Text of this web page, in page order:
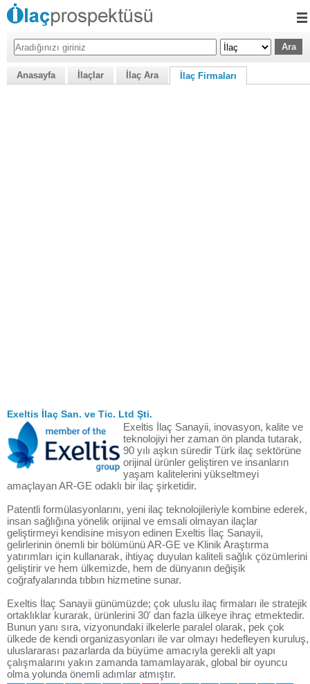
Anasayfa İlaçlar İlaç Ara İlaç Firmaları
Exeltis İlaç San. ve Tic. Ltd Şti.
Exeltis İlaç Sanayii, inovasyon, kalite ve
teknolojiyi her zaman ön planda tutarak,
90 yılı aşkın süredir Türk ilaç sektörüne
orijinal ürünler geliştiren ve insanların
yaşam kalitelerini yükseltmeyi
amaçlayan AR-GE odaklı bir ilaç şirketidir.
Patentli formülasyonlarını, yeni ilaç teknolojileriyle kombine ederek,
insan sağlığına yönelik orijinal ve emsali olmayan ilaçlar
geliştirmeyi kendisine misyon edinen Exeltis İlaç Sanayii,
gelirlerinin önemli bir bölümünü AR-GE ve Klinik Araştırma
yatırımları için kullanarak, ihtiyaç duyulan kaliteli sağlık çözümlerini
geliştirir ve hem ülkemizde, hem de dünyanın değişik
coğrafyalarında tıbbın hizmetine sunar.
Exeltis İlaç Sanayii günümüzde; çok uluslu ilaç firmaları ile stratejik
ortaklıklar kurarak, ürünlerini 30' dan fazla ülkeye ihraç etmektedir.
Bunun yanı sıra, vizyonundaki ilkelerle paralel olarak, pek çok
ülkede de kendi organizasyonları ile var olmayı hedefleyen kuruluş,
uluslararası pazarlarda da büyüme amacıyla gerekli alt yapı
çalışmalarını yakın zamanda tamamlayarak, global bir oyuncu
olma yolunda önemli adımlar atmıştır.